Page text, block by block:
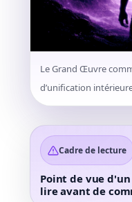
Le Grand Œuvre
d’unification
Cadre de lecture
Point de vue
lire avant de